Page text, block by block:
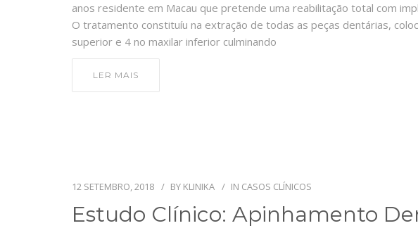
anos residente em Macau que pretende uma reabilitação total com
O tratamento constituíu na extração de todas as peças dentárias,
superior e 4 no maxilar inferior culminando
LER MAIS
12 SETEMBRO, 2018 BY KLINIKA IN CASOS CLÍNICOS
Estudo Clínico: Apinhamento